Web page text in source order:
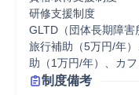
研修支援制度
GLTD（団体長期障害
旅行補助（5万円/年
助（1万円/年）、カ
制度備考